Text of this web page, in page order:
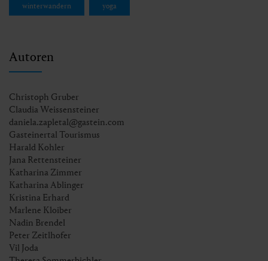
winterwandern yoga
Autoren
Christoph Gruber
Claudia Weissensteiner
daniela.zapletal@gastein.com
Gasteinertal Tourismus
Harald Kohler
Jana Rettensteiner
Katharina Zimmer
Katharina Ablinger
Kristina Erhard
Marlene Kloiber
Nadin Brendel
Peter Zeitlhofer
Vil Joda